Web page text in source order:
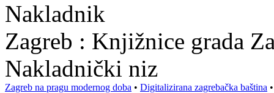
Nakladnik
Zagreb : Knjižnice grada
Nakladnički niz
Zagreb na pragu modernog doba • Digitalizirana zagrebačka baština